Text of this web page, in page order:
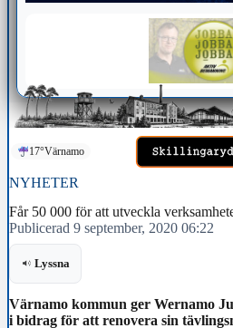
17°Värnamo
NYHETER
Får 50 000 för att utveckla
Publicerad 9 september, 2020 06:22
Lyssna
Värnamo kommun ger Wernamo
i bidrag för att renovera sin